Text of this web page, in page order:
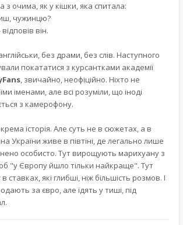
з очима, як у кішки, яка спитала:
чужинцю?
він.
без драми, без слів. Наступного
покататися з курсанткaми академії
, звичайно, неофіційно. Ніхто не
іменами, але всі розуміли, що іноді
з камерофону.
історія. Але суть не в сюжетах, а в
України живе в півтіні, де легально лише
особисто. Тут вирощують марихуану з
"у Європу йшло тільки найкраще". Тут
які глибші, ніж більшість розмов. І
за євро, але їдять у тиші, під